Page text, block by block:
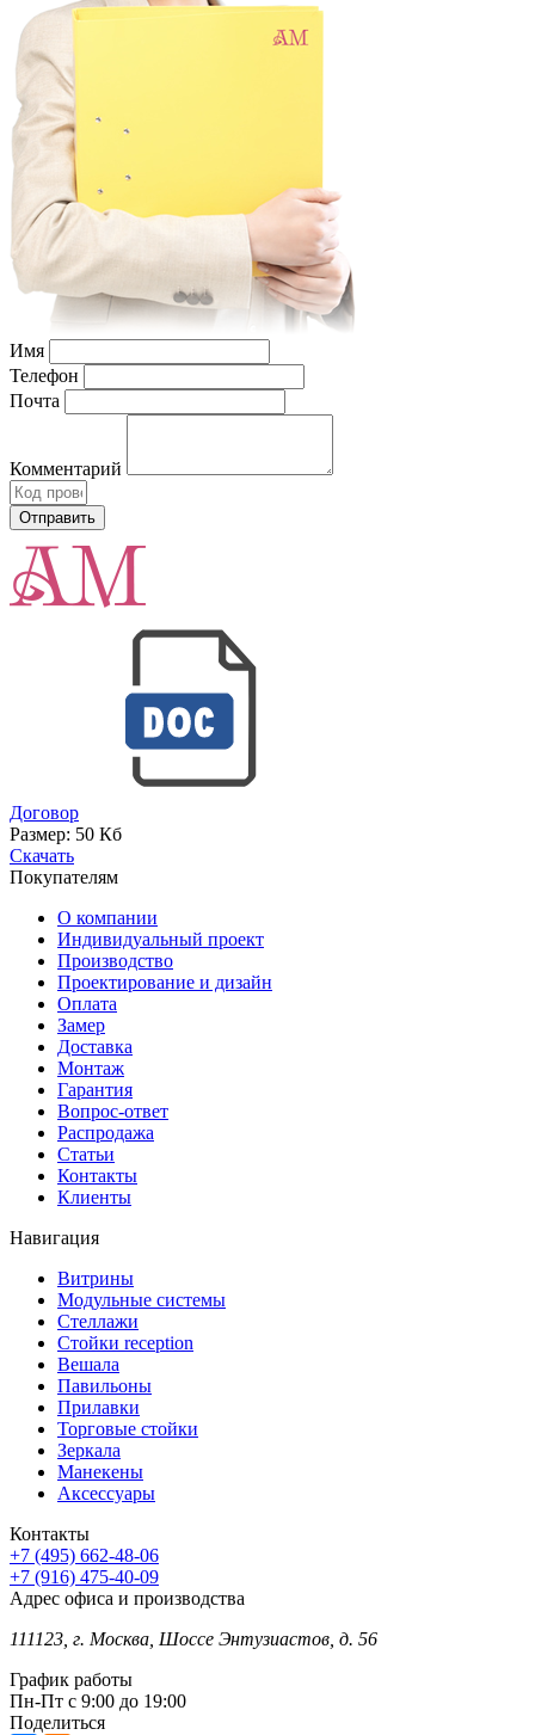
Имя
Телефон
Почта
Комментарий
Договор
Размер: 50 Кб
Скачать
Покупателям
О компании
Индивидуальный проект
Производство
Проектирование и дизайн
Оплата
Замер
Доставка
Монтаж
Гарантия
Вопрос-ответ
Распродажа
Статьи
Контакты
Клиенты
Навигация
Витрины
Модульные системы
Стеллажи
Стойки reception
Вешала
Павильоны
Прилавки
Торговые стойки
Зеркала
Манекены
Аксессуары
Контакты
+7 (495) 662-48-06
+7 (916) 475-40-09
Адрес офиса и производства
111123, г. Москва, Шоссе Энтузиастов, д. 56
График работы
Пн-Пт с 9:00 до 19:00
Поделиться